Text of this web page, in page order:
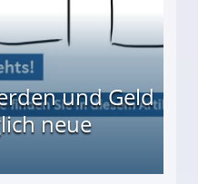
und Geld
neue